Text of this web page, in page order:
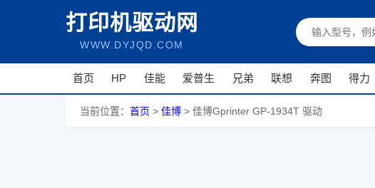
打印机驱动网
WWW.DYJQD.COM
首页 HP 佳能 爱普生 兄弟 联想 奔图 得力
当前位置： 首页 > 佳博 > 佳博Gprinter GP-1934T 驱动